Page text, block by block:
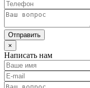
Отправить
×
Написать нам